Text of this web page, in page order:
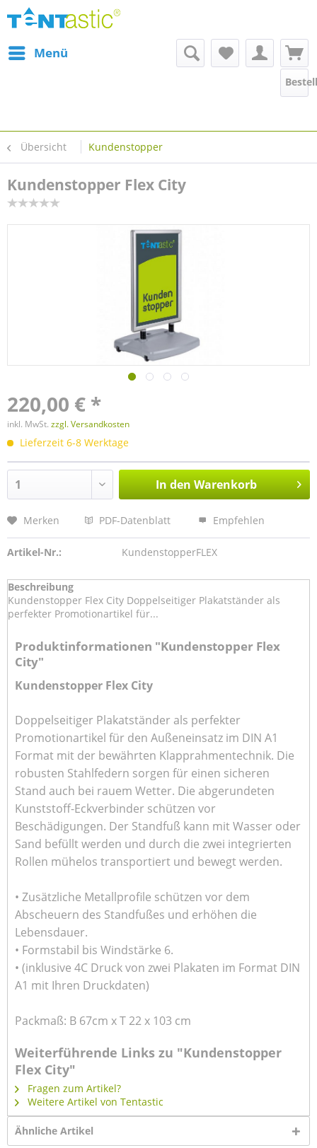
Menü
Übersicht Kundenstopper
Kundenstopper Flex City
220,00 € *
inkl. MwSt. zzgl. Versandkosten
Lieferzeit 6-8 Werktage
In den Warenkorb
Merken PDF-Datenblatt Empfehlen
Artikel-Nr.: KundenstopperFLEX
Beschreibung
Kundenstopper Flex City Doppelseitiger Plakatständer als
perfekter Promotionartikel für...
Produktinformationen "Kundenstopper Flex
City"
Kundenstopper Flex City
Doppelseitiger Plakatständer als perfekter
Promotionartikel für den Außeneinsatz im DIN A1
Format mit der bewährten Klapprahmentechnik. Die
robusten Stahlfedern sorgen für einen sicheren
Stand auch bei rauem Wetter. Die abgerundeten
Kunststoff-Eckverbinder schützen vor
Beschädigungen. Der Standfuß kann mit Wasser oder
Sand befüllt werden und durch die zwei integrierten
Rollen mühelos transportiert und bewegt werden.
• Zusätzliche Metallprofile schützen vor dem
Abscheuern des Standfußes und erhöhen die
Lebensdauer.
• Formstabil bis Windstärke 6.
• (inklusive 4C Druck von zwei Plakaten im Format DIN
A1 mit Ihren Druckdaten)
Packmaß: B 67cm x T 22 x 103 cm
Weiterführende Links zu "Kundenstopper
Flex City"
Fragen zum Artikel?
Weitere Artikel von Tentastic
Ähnliche Artikel